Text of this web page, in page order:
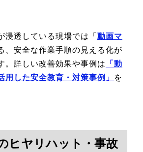
浸透している現場では「 動画マ
、安全な作業手順の見える化が
。詳しい改善効果や事例は
「 動
用した安全教育・対策事例 」
を
ヒヤリハット・事故